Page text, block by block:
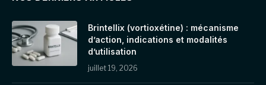
Brintellix (vortioxétine) : mécanisme
d’action, indications et modalités
d’utilisation
juillet 19, 2026